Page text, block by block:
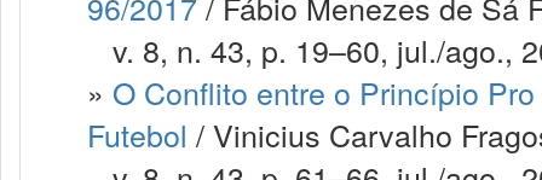
v. 8, n. 43, p. 19–60, jul./ago.,
» O Conflito entre o Princípio
Futebol / Vinicius Carvalho